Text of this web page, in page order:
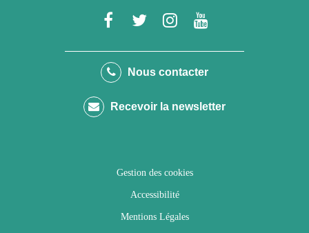
Lien
le
Facebook
Lien
le
Twitter
Lien
le
Instagram
Youtube
Nous contacter
Recevoir la newsletter
Gestion des cookies
Accessibilité
Mentions Légales